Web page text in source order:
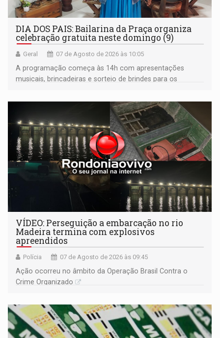
DIA DOS PAIS: Bailarina da Praça organiza
celebração gratuita neste domingo (9)
Geral 07 de Agosto de 2026 às 10:05
A programação começa às 14h com apresentações
musicais, brincadeiras e sorteio de brindes para os
bolo e canto de parabéns dedicado aos pais
VÍDEO: Perseguição a embarcação no rio
Madeira termina com explosivos
apreendidos
Polícia 07 de Agosto de 2026 às 09:45
Ação ocorreu no âmbito da Operação Brasil Contra o
Crime Organizado